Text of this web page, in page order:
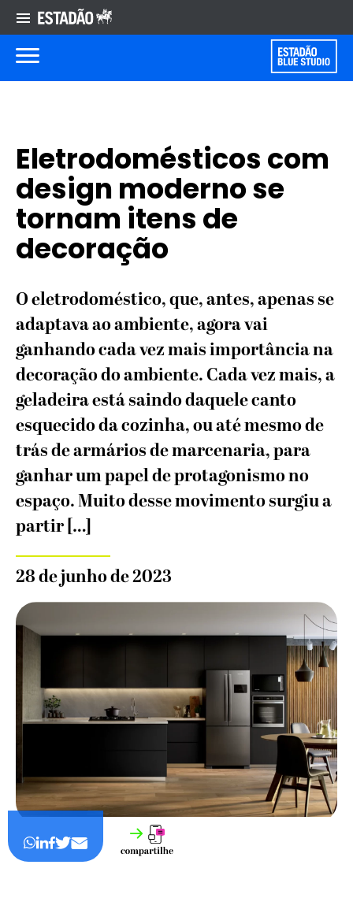
Eletrodomésticos com
design moderno se
tornam itens de
decoração
O eletrodoméstico, que, antes, apenas se
adaptava ao ambiente, agora vai
ganhando cada vez mais importância na
decoração do ambiente. Cada vez mais, a
geladeira está saindo daquele canto
esquecido da cozinha, ou até mesmo de
trás de armários de marcenaria, para
ganhar um papel de protagonismo no
espaço. Muito desse movimento surgiu a
partir […]
28 de junho de 2023